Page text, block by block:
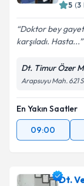
5 (3
Doktor bey
karşıladı. Hasta...
Dt. Timur Özer
Arapsuyu Mah. 621
En Yakın Saatler
09:00
Dt.